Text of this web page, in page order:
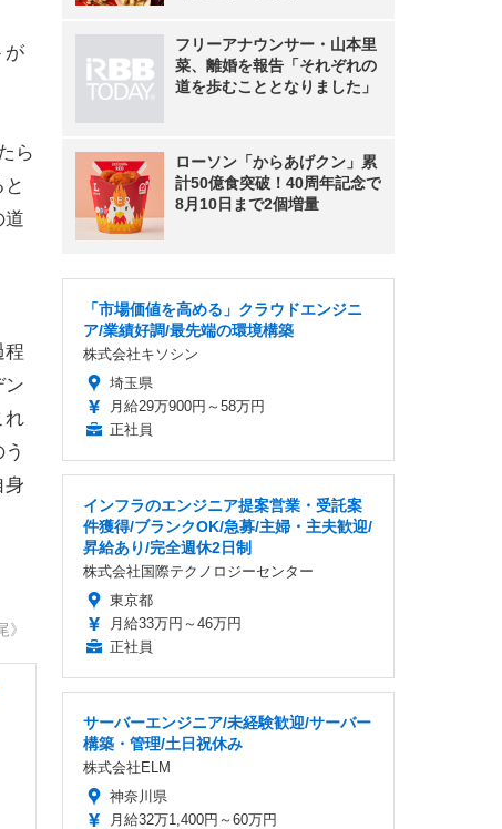
が
ら
道
程
ン
れ
身
》
フリーアナウンサー・山本里
菜、離婚を報告「それぞれの
道を歩むこととなりました」
ローソン「からあげクン」累
計50億食突破！40周年記念で
8月10日まで2個増量
「市場価値を高める」クラウドエンジニ
ア/業績好調/最先端の環境構築
株式会社キソシン
埼玉県
月給29万900円～58万円
正社員
インフラのエンジニア提案営業・受託案
件獲得/ブランクOK/急募/主婦・主夫歓迎/
昇給あり/完全週休2日制
株式会社国際テクノロジーセンター
東京都
月給33万円～46万円
正社員
サーバーエンジニア/未経験歓迎/サーバー
構築・管理/土日祝休み
株式会社ELM
神奈川県
月給32万1,400円～60万円